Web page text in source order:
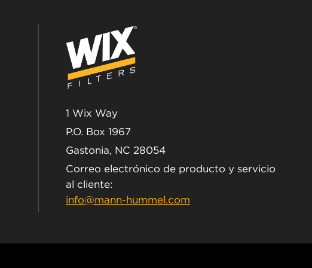
1 Wix Way
P.O. Box 1967
Gastonia, NC 28054
Correo electrónico de producto y servicio
al cliente:
info@mann-hummel.com